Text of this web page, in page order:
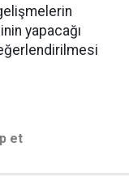
yapacağı
et